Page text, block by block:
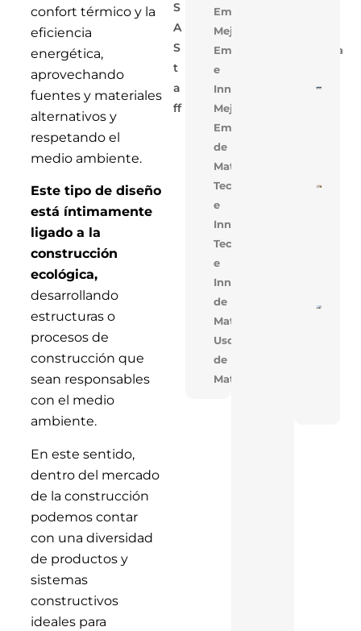
confort térmico y la
eficiencia
energética,
aprovechando
fuentes y materiales
alternativos y
respetando el
medio ambiente.
Este tipo de diseño
está íntimamente
ligado a la
construcción
ecológica,
desarrollando
estructuras o
procesos de
construcción que
sean responsables
con el medio
ambiente.
En este sentido,
dentro del mercado
de la construcción
podemos contar
con una diversidad
de productos y
sistemas
constructivos
ideales para
S
A
S
T
A
Ff
Empresarial
Mejora
Empresarial,Tecnologia
e
Innovacion
Mejora
Empresarial,Uso
de
Materiales
Tecnología
e
Innovación
Tecnologia
e
Innovacion,Uso
de
Materiales
Uso
de
Materiales
De